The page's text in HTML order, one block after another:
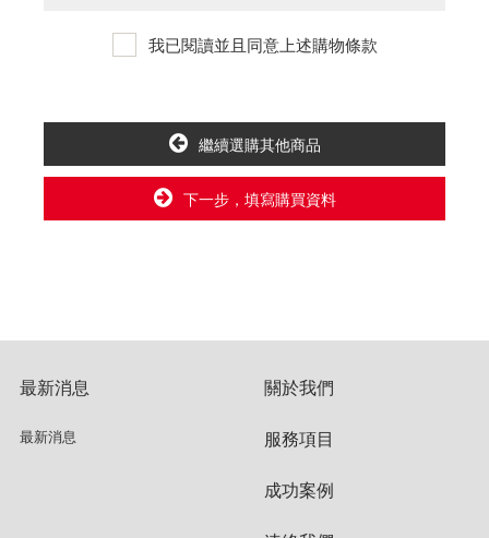
權利。
花蓮全區(花蓮市除外)、台東全區、屏東(屏東市
除外)全區及部份偏遠(山)地區，則需另外收取運
費，車趟較少配送約10~20工作天，偏遠地區由物
流公司判定。(您可先行下單，後續由專員和您報
由買方自行支付。
因大型傢俱有組裝、配送的問題，並非一般快速
貨前皆會再與您通知，讓你不用整天在家等貨，
無回收家俱服務，若需回收家俱可聯絡當地請清
潔隊回收,免付費清運專線0800-085-717
我已閱讀並且同意上述購物條款
繼續選購其他商品
下一步，填寫購買資料
最新消息
最新消息
關於我們
服務項目
成功案例